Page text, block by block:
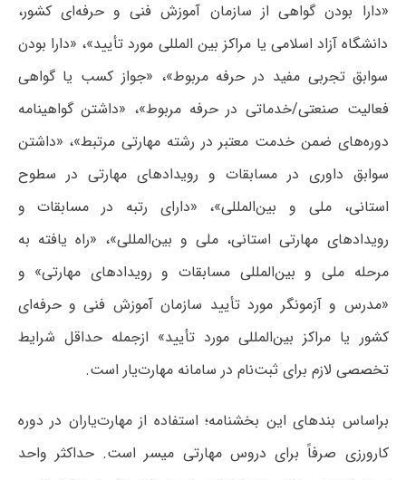
«دارا بودن گواهی از سازمان آموزش فنی و حرفه‌ای کشور،
دانشگاه آزاد اسلامی یا مراکز بین المللی مورد تأیید»، «دارا بودن
سوابق تجربی مفید در حرفه مربوط»، «جواز کسب یا گواهی
فعالیت صنعتی/خدماتی در حرفه مربوط»، «داشتن گواهینامه
دوره‌های ضمن خدمت معتبر در رشته مهارتی مرتبط»، «داشتن
سوابق داوری در مسابقات و رویدادهای مهارتی در سطوح
استانی، ملی و بین‌المللی»، «دارای رتبه در مسابقات و
رویدادهای مهارتی استانی، ملی و بین‌المللی»، «راه یافته به
مرحله ملی و بین‌المللی مسابقات و رویدادهای مهارتی» و
«مدرس و آزمونگر مورد تأیید سازمان آموزش فنی و حرفه‌ای
کشور یا مراکز بین‌المللی مورد تأیید» ازجمله حداقل شرایط
تخصصی لازم برای ثبت‌نام در سامانه مهارت‌یار است.
براساس بندهای این بخشنامه؛ استفاده از مهارت‌یاران در دوره
کارورزی صرفاً برای دروس مهارتی میسر است. حداکثر واحد